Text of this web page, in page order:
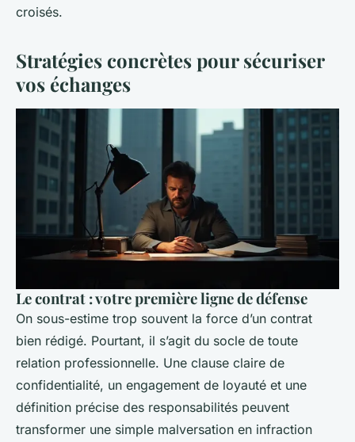
croisés.
Stratégies concrètes pour sécuriser
vos échanges
Le contrat : votre première ligne de défense
On sous-estime trop souvent la force d’un contrat
bien rédigé. Pourtant, il s’agit du socle de toute
relation professionnelle. Une clause claire de
confidentialité, un engagement de loyauté et une
définition précise des responsabilités peuvent
transformer une simple malversation en infraction